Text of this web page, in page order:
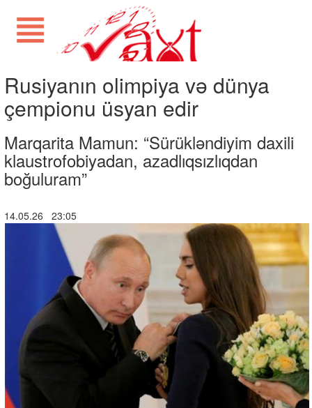
Rusiyanın olimpiya və dünya
çempionu üsyan edir
Marqarita Mamun: “Sürükləndiyim daxili
klaustrofobiyadan, azadlıqsızlıqdan
boğuluram”
14.05.26 23:05